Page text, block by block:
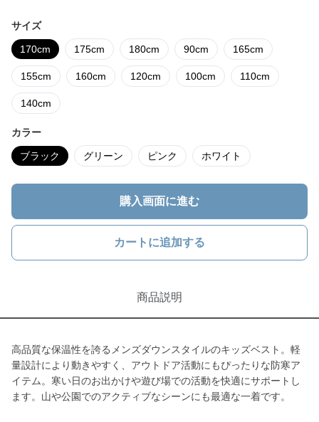
サイズ
170cm 175cm 180cm 90cm 165cm
155cm 160cm 120cm 100cm 110cm
140cm
カラー
ブラック グリーン ピンク ホワイト
購入画面に進む
カートに追加する
商品説明
高品質な保温性を誇るメンズダウンスタイルのキッズベスト。軽
量設計により動きやすく、アウトドア活動にもぴったりな防寒ア
イテム。寒い日のお出かけや遊び場での活動を快適にサポートし
ます。山や公園でのアクティブなシーンにも最適な一着です。